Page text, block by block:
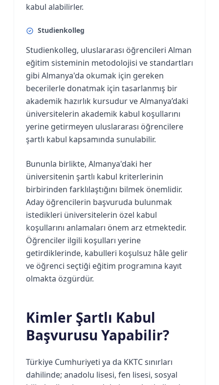
kabul alabilirler.
Studienkolleg
Studienkolleg, uluslararası öğrencileri Alman
eğitim sisteminin metodolojisi ve standartları
gibi Almanya'da okumak için gereken
becerilerle donatmak için tasarlanmış bir
akademik hazırlık kursudur ve Almanya’daki
üniversitelerin akademik kabul koşullarını
yerine getirmeyen uluslararası öğrencilere
şartlı kabul kapsamında sunulabilir.
Bununla birlikte, Almanya'daki her
üniversitenin şartlı kabul kriterlerinin
birbirinden farklılaştığını bilmek önemlidir.
Aday öğrencilerin başvuruda bulunmak
istedikleri üniversitelerin özel kabul
koşullarını anlamaları önem arz etmektedir.
Öğrenciler ilgili koşulları yerine
getirdiklerinde, kabulleri koşulsuz hâle gelir
ve öğrenci seçtiği eğitim programına kayıt
olmakta özgürdür.
Kimler Şartlı Kabul
Başvurusu Yapabilir?
Türkiye Cumhuriyeti ya da KKTC sınırları
dahilinde; anadolu lisesi, fen lisesi, sosyal